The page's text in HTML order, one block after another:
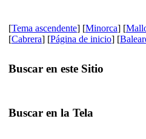
[Tema ascendente] [Minorca] [
[Cabrera] [Página de inicio] [
Buscar en este Sitio
Buscar en la Tela